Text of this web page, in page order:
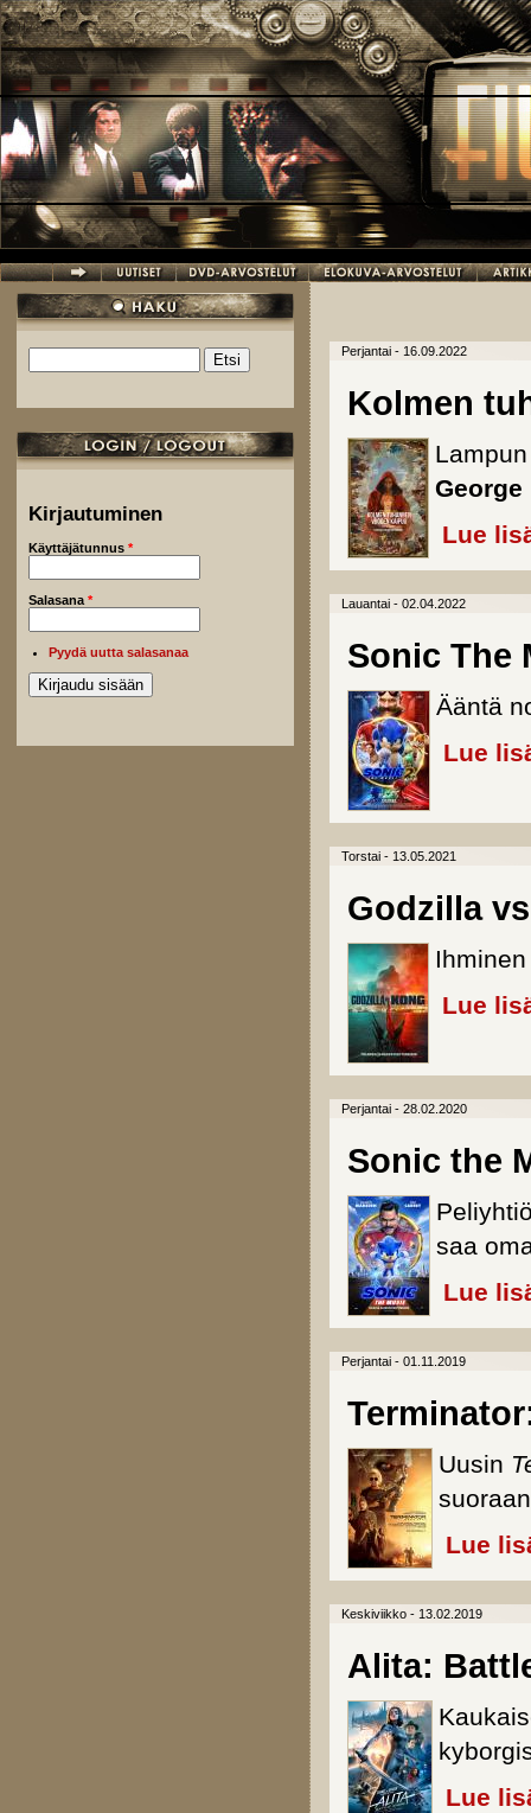
Hyppää pääsisältöön
Hakulomake
Kirjautuminen
Käyttäjätunnus *
Salasana *
Pyydä uutta salasanaa
Perjantai - 16.09.2022
Kolmen
Lue
Lauantai - 02.04.2022
Sonic The
Ääntä
Lue
Torstai - 13.05.2021
Godzilla
Lue
Perjantai - 28.02.2020
Sonic the
saa
Lue
Perjantai - 01.11.2019
Uusin
Lue
Keskiviikko - 13.02.2019
Alita:
Lue